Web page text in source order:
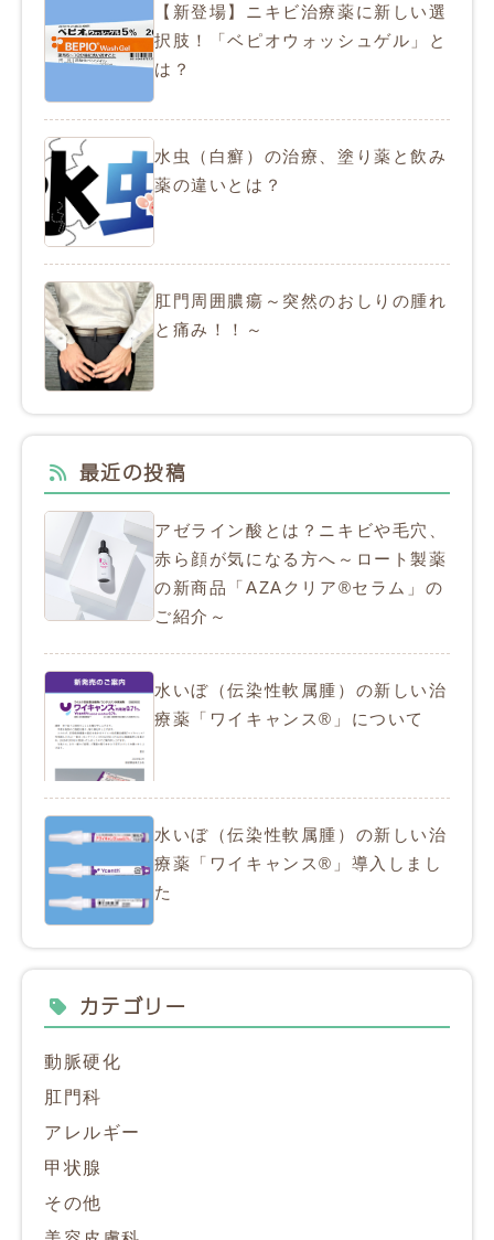
【新登場】ニキビ治療薬に新しい選
択肢！「ベピオウォッシュゲル」と
は？
水虫（白癬）の治療、塗り薬と飲み
薬の違いとは？
肛門周囲膿瘍～突然のおしりの腫れ
と痛み！！～
最近の投稿
アゼライン酸とは？ニキビや毛穴、
赤ら顔が気になる方へ～ロート製薬
の新商品「AZAクリア®セラム」の
ご紹介～
水いぼ（伝染性軟属腫）の新しい治
療薬「ワイキャンス®」について
水いぼ（伝染性軟属腫）の新しい治
療薬「ワイキャンス®」導入しまし
た
カテゴリー
動脈硬化
肛門科
アレルギー
甲状腺
その他